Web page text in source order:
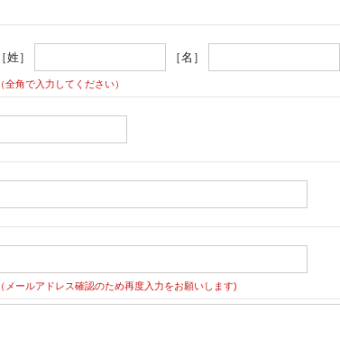
［姓］ ［名］
（全角で入力してください）
（メールアドレス確認のため再度入力をお願いします)